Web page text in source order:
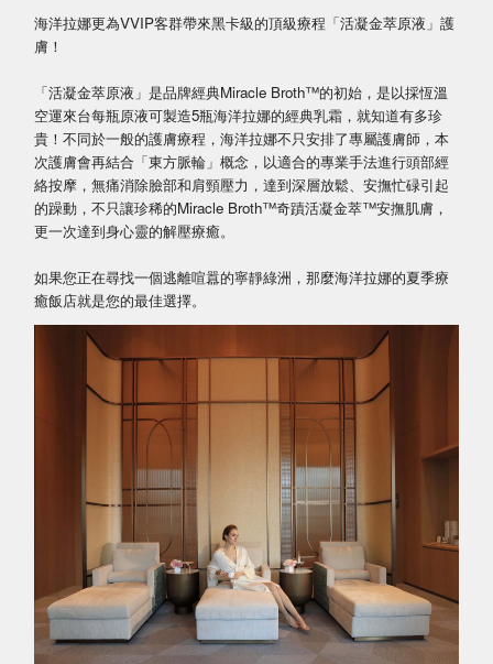
海洋拉娜更為VVIP客群帶來黑卡級的頂級療程「活凝金萃原液」護
膚！
「活凝金萃原液」是品牌經典Miracle Broth™的初始，是以採恆溫
空運來台每瓶原液可製造5瓶海洋拉娜的經典乳霜，就知道有多珍
貴！不同於一般的護膚療程，海洋拉娜不只安排了專屬護膚師，本
次護膚會再結合「東方脈輪」概念，以適合的專業手法進行頭部經
絡按摩，無痛消除臉部和肩頸壓力，達到深層放鬆、安撫忙碌引起
的躁動，不只讓珍稀的Miracle Broth™奇蹟活凝金萃™安撫肌膚，
更一次達到身心靈的解壓療癒。
如果您正在尋找一個逃離喧囂的寧靜綠洲，那麼海洋拉娜的夏季療
癒飯店就是您的最佳選擇。